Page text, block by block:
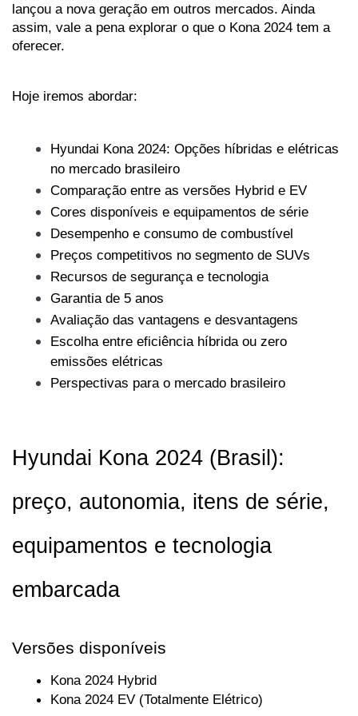
lançou a nova geração em outros mercados. Ainda
assim, vale a pena explorar o que o Kona 2024 tem a
oferecer.
Hoje iremos abordar:
Hyundai Kona 2024: Opções híbridas e elétricas
no mercado brasileiro
Comparação entre as versões Hybrid e EV
Cores disponíveis e equipamentos de série
Desempenho e consumo de combustível
Preços competitivos no segmento de SUVs
Recursos de segurança e tecnologia
Garantia de 5 anos
Avaliação das vantagens e desvantagens
Escolha entre eficiência híbrida ou zero
emissões elétricas
Perspectivas para o mercado brasileiro
Hyundai Kona 2024 (Brasil):
preço, autonomia, itens de série,
equipamentos e tecnologia
embarcada
Versões disponíveis
Kona 2024 Hybrid
Kona 2024 EV (Totalmente Elétrico)